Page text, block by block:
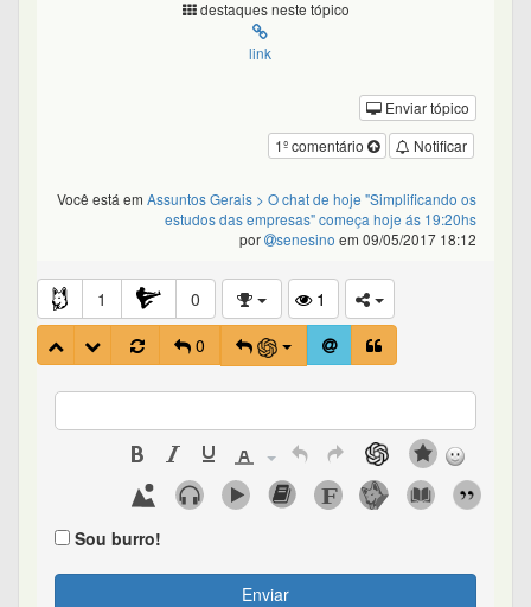
destaques neste tópico
link
Enviar tópico
Notificar
1º comentário
Você está em Assuntos Gerais > O chat de hoje "Simplificando os
estudos das empresas" começa hoje ás 19:20hs
por
senesino em 09/05/2017 18:12
1 0
1
0
Sou burro!
Enviar